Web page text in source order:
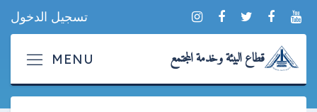
تسجيل الدخول
قطاع البيئة وخدمة المجتمع